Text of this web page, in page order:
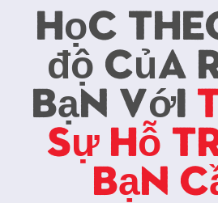
Học
độ của
bạn với
sự hỗ
bạn